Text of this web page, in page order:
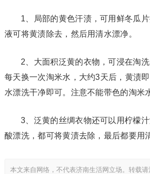
1、局部的黄色汗渍，可用鲜冬瓜
液可将黄渍除去，然后用清水漂净。
2、大面积泛黄的衣物，可浸在淘洗
每天换一次淘米水，大约3天后，黄渍
水漂洗干净即可。注意不能带色的淘米
3、泛黄的丝绸衣物还可以用柠檬
酸漂洗，都可将黄渍去除，最后都要用
本文来自网络，不代表济南生活网立场。转载请